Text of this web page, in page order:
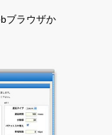
ブラウザか